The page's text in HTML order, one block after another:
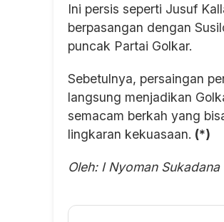
Ini persis seperti Jusuf
berpasangan dengan
puncak Partai Golkar.
Sebetulnya, persaingan
langsung menjadikan
semacam berkah yang
lingkaran kekuasaan. (*)
Oleh: I Nyoman